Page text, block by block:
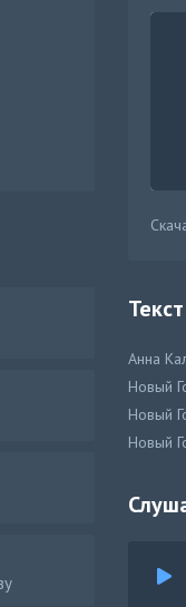
Анна
Новый
Новый
Новый